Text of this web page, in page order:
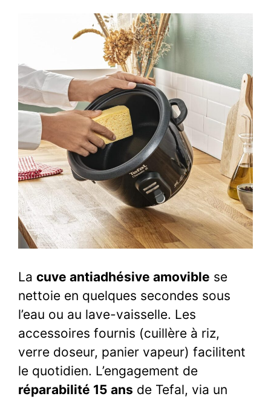
La cuve antiadhésive amovible se
nettoie en quelques secondes sous
l’eau ou au lave-vaisselle. Les
accessoires fournis (cuillère à riz,
verre doseur, panier vapeur) facilitent
le quotidien. L’engagement de
réparabilité 15 ans de Tefal, via un